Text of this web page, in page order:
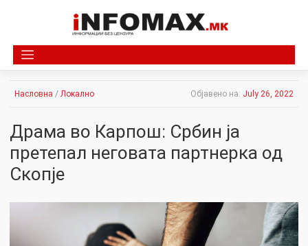
Насловна / Локално Објавено на: July 26, 2022
Драма во Карпош: Србин ја
претепал неговата партнерка од
Скопје